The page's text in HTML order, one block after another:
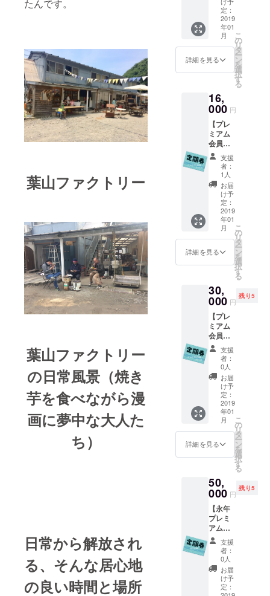
たんです。
葉山ファクトリー
葉山ファクトリー
の日常風景（焼き
芋を食べながら漫
画に夢中な大人た
ち）
日常から解放され
る、そんな居心地
の良い時間と場所
品エチ
オピア
産「ゲ
イシャ
ナチュ
ラル」
リップ
バッグ
選びく
ださ
い。 ド
リップ
バッグ
の場
合、
200g→
12個、
100g→
6個、
80g→5
りま
す。 ご
筆お手
紙を添
えて
3,000円
お得！
会員
ルーム
いつで
も利
用、来
館時ワ
ンク
サービ
ス、漫
画貸出
可(別途
貸出
ルール
に基づ
2019年
1月〜6
月に使
える定
期券を
発行し
ます。
ご支援
て
定：
2019
年01
月
詳細を見る
こ
の
リ
タ
ー
ン
を
選
択
す
る
16,
000 円
【プレ
ミアム
会員定
期券
12ヶ
月】通
常価格
22,000
6,000円
お得！
会員
ルーム
いつで
も利
用、来
ンドリ
ンク
サービ
ス、漫
画貸出
可(別途
貸出
ルール
に基づ
く)
2019年
1月〜12
月に使
える定
期券を
発行し
ます。
を添え
て
支援
者：
1人
お届
け予
定：
2019
年01
月
詳細を見る
こ
の
リ
タ
ー
ン
を
選
択
す
る
30,
000 円
残り5
【プレ
ミアム
会員定
期券
24ヶ
月】ク
ラウド
ファン
ディン
グ 限
定！ 会
員ルー
ムいつ
でも利
用、来
館時ワ
ンク
サービ
ス、漫
画貸出
可(別途
貸出
ルール
に基づ
2019年
1月〜
2020年
支援
者：
0人
お届
け予
定：
2019
年01
月
詳細を見る
こ
の
リ
タ
ー
ン
を
選
択
す
る
50,
000 円
残り5
【永年
プレミ
アム会
員】ク
ラウド
ファン
ディン
グ 限定
会員
支援
者：
0人
お届
け予
定：